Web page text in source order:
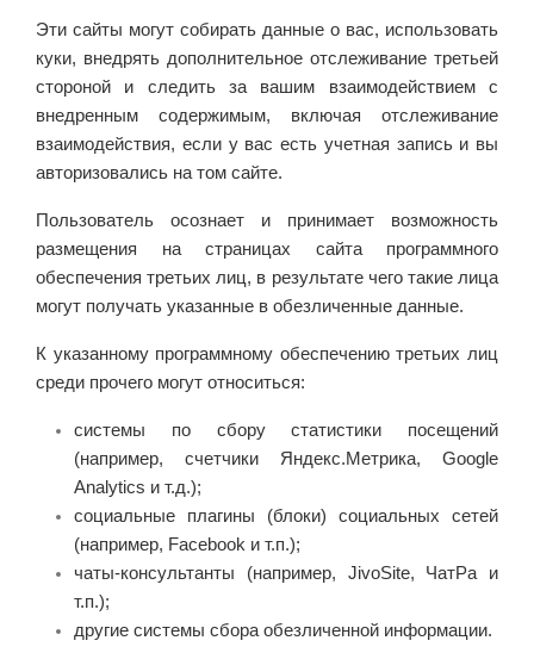
Эти сайты могут собирать данные о вас, использовать
куки, внедрять дополнительное отслеживание третьей
стороной и следить за вашим взаимодействием с
внедренным содержимым, включая отслеживание
взаимодействия, если у вас есть учетная запись и вы
авторизовались на том сайте.
Пользователь осознает и принимает возможность
размещения на страницах cайта программного
обеспечения третьих лиц, в результате чего такие лица
могут получать указанные в обезличенные данные.
К указанному программному обеспечению третьих лиц
среди прочего могут относиться:
системы по сбору статистики посещений
(например, счетчики Яндекс.Метрика, Google
Analytics и т.д.);
социальные плагины (блоки) социальных сетей
(например, Facebook и т.п.);
чаты-консультанты (например, JivoSite, ЧатРа и
т.п.);
другие системы сбора обезличенной информации.